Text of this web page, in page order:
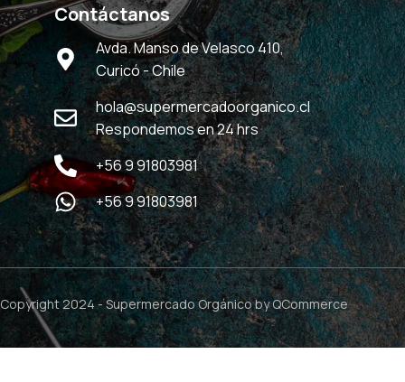
Contáctanos
Avda. Manso de Velasco 410,
Curicó - Chile
hola@supermercadoorganico.cl
Respondemos en 24 hrs
+56 9 91803981
+56 9 91803981
Copyright 2024 -Supermercado Orgánicoby QCommerce